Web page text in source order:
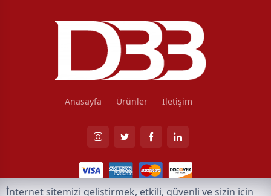
Anasayfa Ürünler İletişim
İnternet sitemizi geliştirmek, etkili, güvenli ve sizin için